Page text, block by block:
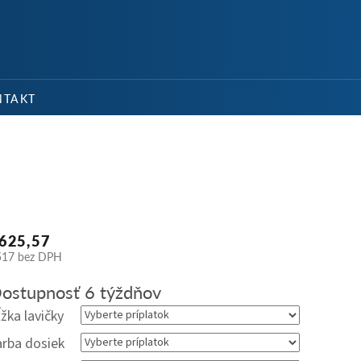
bez DPH
6 týždňov
lavičky
dosiek